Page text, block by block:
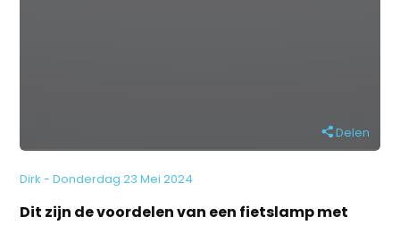
Delen
Dirk - Donderdag 23 Mei 2024
Dit zijn de voordelen van een fietslamp met